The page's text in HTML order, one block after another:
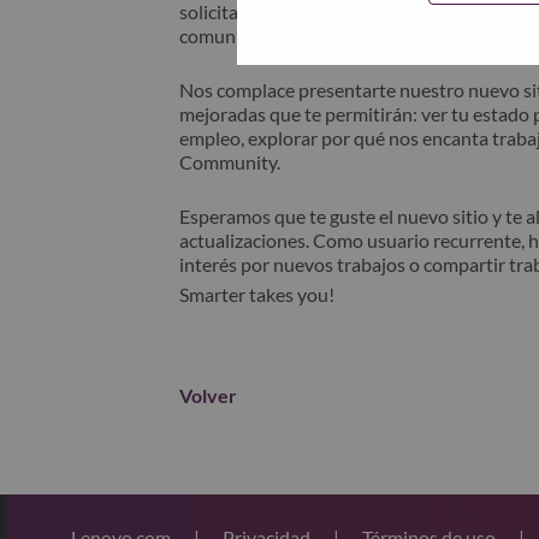
solicitante" en el asunto de su correo
comunicará contigo para obtener asistencia
Nos complace presentarte nuestro nuevo
mejoradas que te permitirán: ver tu estado
empleo, explorar por qué nos encanta
Community.
Esperamos que te guste el nuevo sitio y te
actualizaciones. Como usuario recurrente,
interés por nuevos trabajos o compartir
Smarter takes you!
Volver